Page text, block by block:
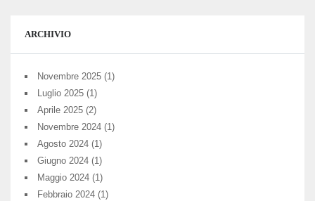
ARCHIVIO
Novembre 2025 (1)
Luglio 2025 (1)
Aprile 2025 (2)
Novembre 2024 (1)
Agosto 2024 (1)
Giugno 2024 (1)
Maggio 2024 (1)
Febbraio 2024 (1)